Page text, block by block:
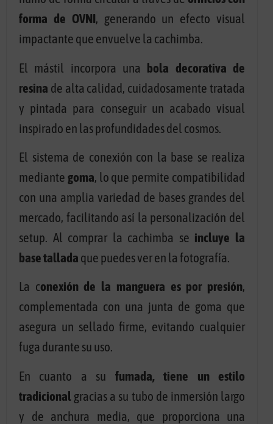
forma de OVNI, generando un efecto visual
impactante que envuelve la cachimba.
El mástil incorpora una bola decorativa de
resina de alta calidad, cuidadosamente tratada
y pintada para conseguir un acabado visual
inspirado en las profundidades del cosmos.
El sistema de conexión con la base se realiza
mediante goma, lo que permite compatibilidad
con una amplia variedad de bases grandes del
mercado, facilitando así la personalización del
setup. Al comprar la cachimba se incluye la
base tallada que puedes ver en la fotografía.
La conexión de la manguera es por presión,
complementada con una junta de goma que
asegura un sellado firme, evitando cualquier
fuga durante su uso.
En cuanto a su fumada, tiene un estilo
tradicional gracias a su tubo de inmersión largo
y de anchura media, que proporciona una